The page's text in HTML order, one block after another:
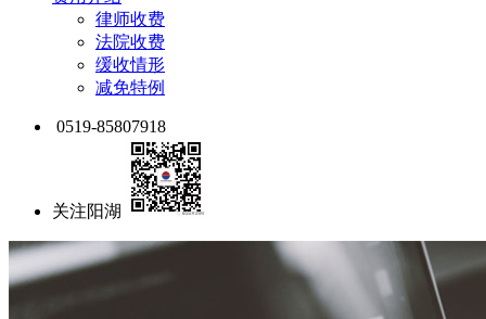
律师收费
法院收费
缓收情形
减免特例
0519-85807918
关注阳湖